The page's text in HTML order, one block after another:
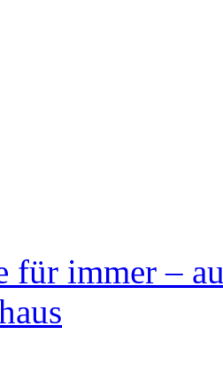
für immer –